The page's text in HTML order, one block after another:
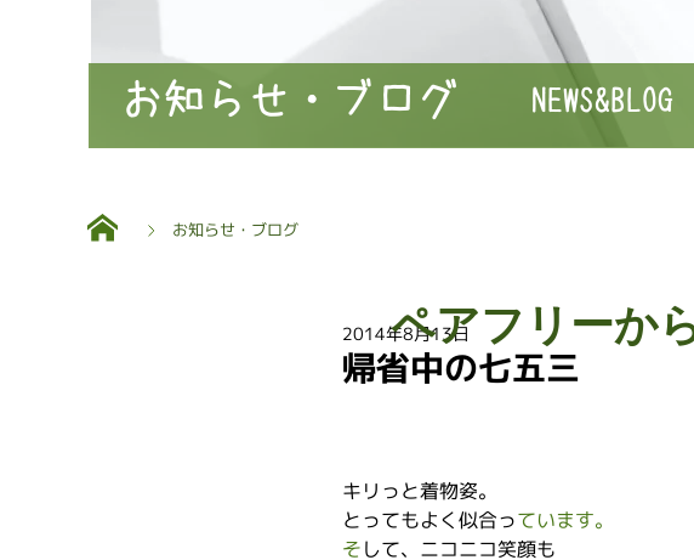
NEWS&BLOG
お知らせ・ブログ
お知らせ・ブログ
帰省中の七五三
2014年8月13日
キリっと着物姿。
とってもよく似合っています。
そして、ニコニコ笑顔も
ペアフリーか